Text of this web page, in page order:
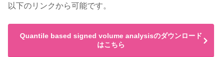
以下のリンクから可能です。
Quantile based signed volume analysisのダウンロード
はこちら